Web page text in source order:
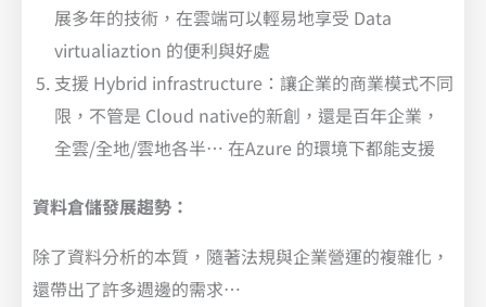
展多年的技術，在雲端可以輕易地享受 Data
virtualiaztion 的便利與好處
支援 Hybrid infrastructure：讓企業的商業模式不同
限，不管是 Cloud native的新創，還是百年企業，
全雲/全地/雲地各半… 在Azure 的環境下都能支援
資料倉儲發展趨勢：
除了資料分析的本質，隨著法規與企業營運的複雜化，
還帶出了許多週邊的需求…